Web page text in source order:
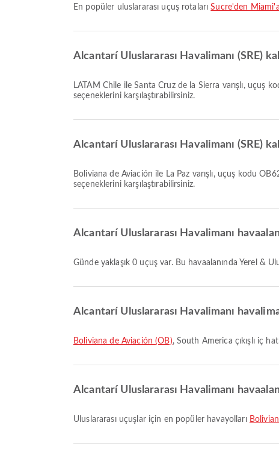
En popüler uluslararası uçuş rotalarıSucre'den Miami'a
Alcantarí Uluslararası Havalimanı (SRE)
LATAM Chile ile Santa Cruz de la Sierra varışlı, uçuş kodu LA2406 olan en erken uçuş 01:00 saatinde kalkar. Bu tarifeyi görüntüleyebilir ve Airpaz üzerinden diğer mevcut uçuş
seçeneklerini karşılaştırabilirsiniz.
Alcantarí Uluslararası Havalimanı (SRE)
Boliviana de Aviación ile La Paz varışlı, uçuş kodu OB626 olan en geç uçuş 22:25 saatinde kalkar. Bu tarifeyi görüntüleyebilir ve Airpaz üzerinden diğer mevcut uçuş
seçeneklerini karşılaştırabilirsiniz.
Alcantarí Uluslararası Havalimanı
Günde yaklaşık 0 uçuş var. Bu havaalanında Yerel &
Alcantarí Uluslararası Havalimanı
Boliviana de Aviación (OB), South America çıkışlı iç
Alcantarí Uluslararası Havalimanı
Uluslararası uçuşlar için en popüler havayolları